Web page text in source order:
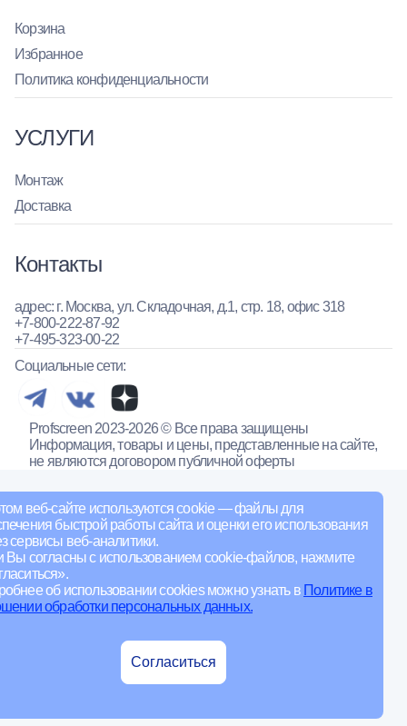
веб-сайте используются cookie — файлы для
быстрой работы сайта и оценки его использования
сервисы веб-аналитики.
Вы согласны с использованием cookie-файлов, нажмите
об использовании cookies можно узнать в Политике в
обработки персональных данных.
Согласиться
Корзина
Избранное
Политика конфиденциальности
УСЛУГИ
Монтаж
Доставка
Контакты
адрес: г. Москва, ул. Складочная, д.1, стр. 18, офис 318
+7-800-222-87-92
+7-495-323-00-22
Социальные сети:
Profscreen 2023-2026 © Все права защищены
Информация, товары и цены, представленные на сайте,
не являются договором публичной оферты